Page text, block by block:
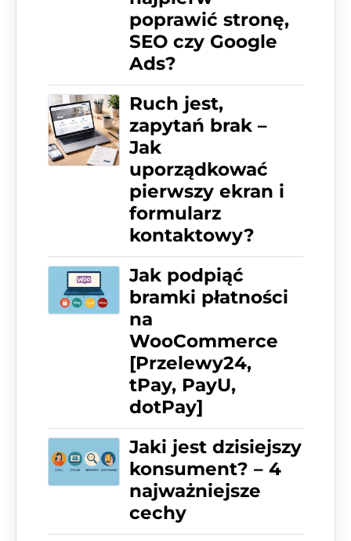
poprawić stronę,
SEO czy Google
Ads?
Ruch jest,
zapytań brak –
Jak
uporządkować
pierwszy ekran i
formularz
kontaktowy?
Jak podpiąć
bramki płatności
na
WooCommerce
[Przelewy24,
tPay, PayU,
dotPay]
Jaki jest dzisiejszy
konsument? – 4
najważniejsze
cechy